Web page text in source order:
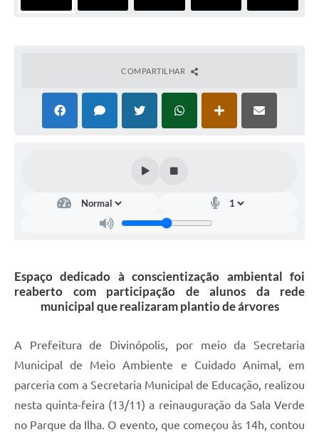
COMPARTILHAR
Espaço dedicado à conscientização ambiental foi
reaberto com participação de alunos da rede
municipal que realizaram plantio de árvores
A Prefeitura de Divinópolis, por meio da Secretaria
Municipal de Meio Ambiente e Cuidado Animal, em
parceria com a Secretaria Municipal de Educação, realizou
nesta quinta-feira (13/11) a reinauguração da Sala Verde
no Parque da Ilha. O evento, que começou às 14h, contou